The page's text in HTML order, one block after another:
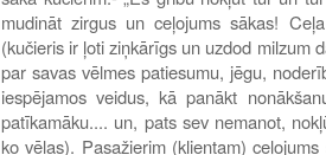
mudināt zirgus un ceļojums sākas!
(kučieris ir ļoti ziņkārīgs un uzdod milzum
par savas vēlmes patiesumu, jēgu,
iespējamos veidus, kā panākt
patīkamāku.... un, pats sev nemanot,
ko vēlas). Pasažierim (klientam)